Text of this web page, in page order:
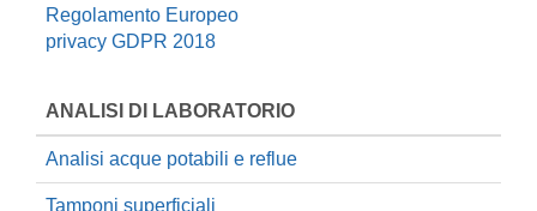
Regolamento Europeo
privacy GDPR 2018
ANALISI DI LABORATORIO
Analisi acque potabili e reflue
Tamponi superficiali